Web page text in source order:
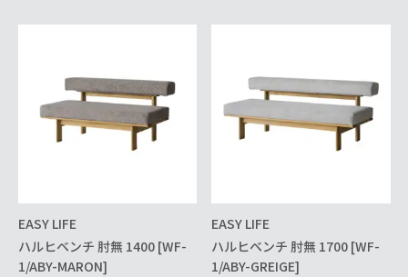
EASY LIFE
ハルヒベンチ 肘無 1400 [WF-
1/ABY-MARON]
EASY LIFE
ハルヒベンチ 肘無 1700 [WF-
1/ABY-GREIGE]